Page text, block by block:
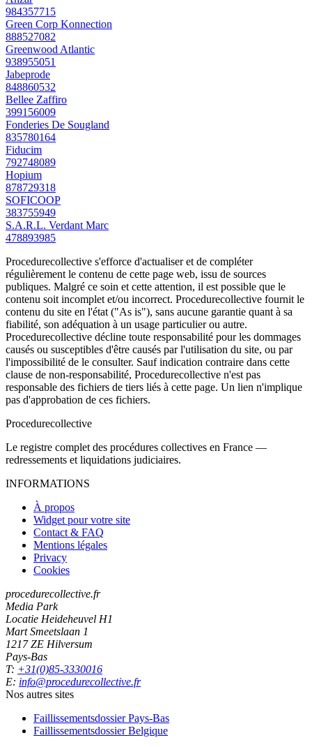
984357715
Green Corp Konnection
888527082
Greenwood Atlantic
938955051
Jabeprode
848860532
Bellee Zaffiro
399156009
Fonderies De Sougland
835780164
Fiducim
792748089
Hopium
878729318
SOFICOOP
383755949
S.A.R.L. Verdant Marc
478893985
Procedurecollective s'efforce d'actualiser et de compléter
régulièrement le contenu de cette page web, issu de sources
publiques. Malgré ce soin et cette attention, il est possible que le
contenu soit incomplet et/ou incorrect. Procedurecollective fournit le
contenu du site en l'état ("As is"), sans aucune garantie quant à sa
fiabilité, son adéquation à un usage particulier ou autre.
Procedurecollective décline toute responsabilité pour les dommages
causés ou susceptibles d'être causés par l'utilisation du site, ou par
l'impossibilité de le consulter. Sauf indication contraire dans cette
clause de non-responsabilité, Procedurecollective n'est pas
responsable des fichiers de tiers liés à cette page. Un lien n'implique
pas d'approbation de ces fichiers.
Procedurecollective
Le registre complet des procédures collectives en France —
redressements et liquidations judiciaires.
INFORMATIONS
À propos
Widget pour votre site
Contact & FAQ
Mentions légales
Privacy
Cookies
procedurecollective.fr
Media Park
Locatie Heideheuvel H1
Mart Smeetslaan 1
1217 ZE Hilversum
Pays-Bas
T: +31(0)85-3330016
E: info@procedurecollective.fr
Nos autres sites
Faillissementsdossier Pays-Bas
Faillissementsdossier Belgique